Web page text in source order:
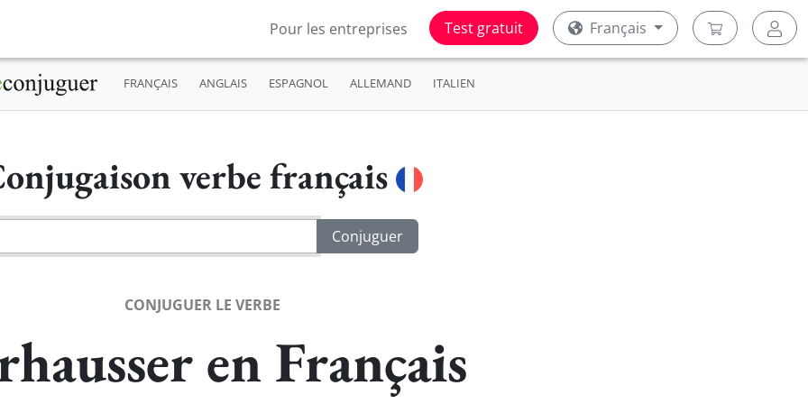
Pour les entreprises Test gratuit Français
FRANÇAIS ANGLAIS ESPAGNOL ALLEMAND ITALIEN
verbe français
CONJUGUER LE VERBE
en Français